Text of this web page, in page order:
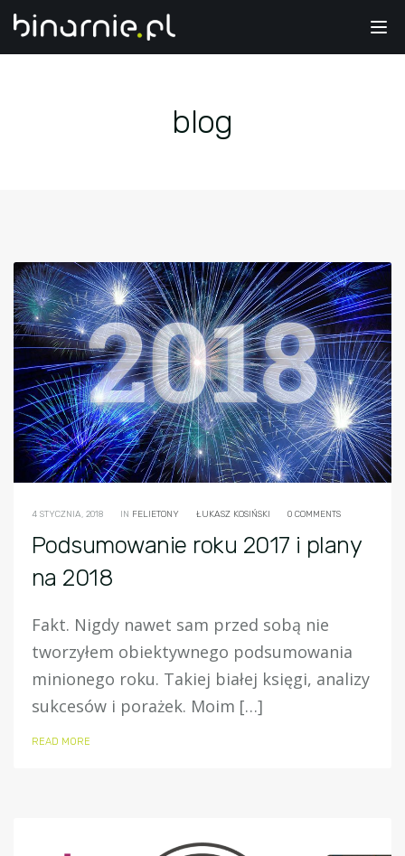
blog
4 STYCZNIA, 2018 IN FELIETONY ŁUKASZ KOSIŃSKI 0 COMMENTS
Podsumowanie roku 2017 i plany
na 2018
Fakt. Nigdy nawet sam przed sobą nie
tworzyłem obiektywnego podsumowania
minionego roku. Takiej białej księgi, analizy
sukcesów i porażek. Moim […]
READ MORE